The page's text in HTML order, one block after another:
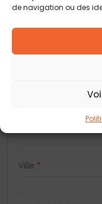
de navigation ou des
Ville *